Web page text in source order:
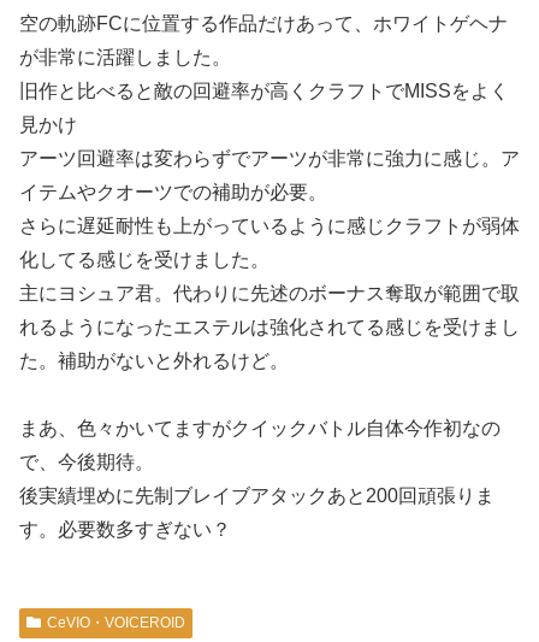
空の軌跡FCに位置する作品だけあって、ホワイトゲヘナ
が非常に活躍しました。
旧作と比べると敵の回避率が高くクラフトでMISSをよく
見かけ
アーツ回避率は変わらずでアーツが非常に強力に感じ。ア
イテムやクオーツでの補助が必要。
さらに遅延耐性も上がっているように感じクラフトが弱体
化してる感じを受けました。
主にヨシュア君。代わりに先述のボーナス奪取が範囲で取
れるようになったエステルは強化されてる感じを受けまし
た。補助がないと外れるけど。
まあ、色々かいてますがクイックバトル自体今作初なの
で、今後期待。
後実績埋めに先制ブレイブアタックあと200回頑張りま
す。必要数多すぎない？
CeVIO・VOICEROID